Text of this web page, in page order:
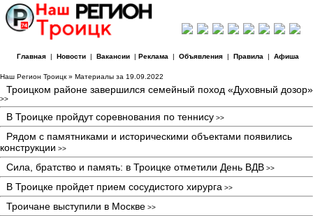
Главная| Новости| Вакансии| Реклама | Объявления| Правила | Афиша
Наш Регион Троицк » Материалы за 19.09.2022
Троицком районе завершился семейный поход «Духовный дозор»
>>
В Троицке пройдут соревнования по теннису >>
Рядом с памятниками и историческими объектами появились
конструкции >>
Сила, братство и память: в Троицке отметили День ВДВ >>
В Троицке пройдет прием сосудистого хирурга >>
Троичане выступили в Москве >>